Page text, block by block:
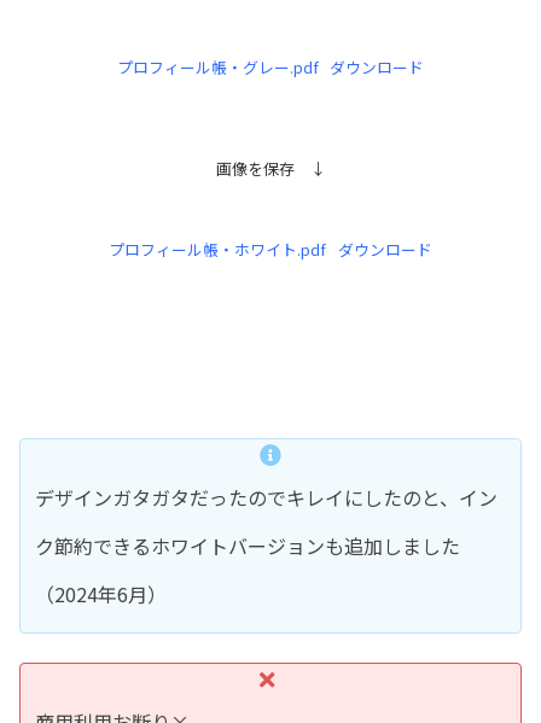
プロフィール帳・グレー.pdf ダウンロード
画像を保存 ↓
プロフィール帳・ホワイト.pdf ダウンロード
デザインガタガタだったのでキレイにしたのと、イン
ク節約できるホワイトバージョンも追加しました
（2024年6月）